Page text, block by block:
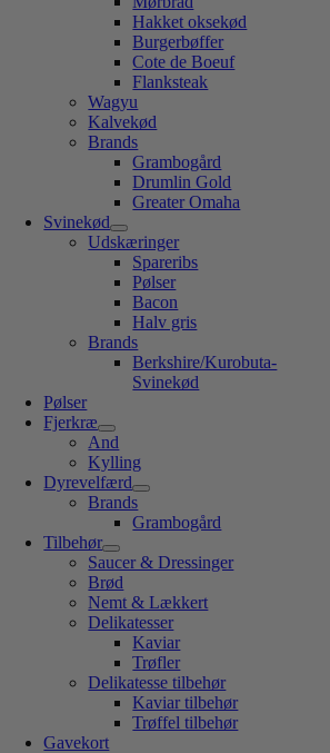
Hakket oksekød
Burgerbøffer
Cote de Boeuf
Flanksteak
Wagyu
Kalvekød
Brands
Grambogård
Drumlin Gold
Greater Omaha
Svinekød
Udskæringer
Spareribs
Pølser
Bacon
Halv gris
Brands
Berkshire/Kurobuta-
Svinekød
Pølser
Fjerkræ
And
Kylling
Dyrevelfærd
Brands
Grambogård
Tilbehør
Saucer & Dressinger
Brød
Nemt & Lækkert
Delikatesser
Kaviar
Trøfler
Delikatesse tilbehør
Kaviar tilbehør
Trøffel tilbehør
Gavekort